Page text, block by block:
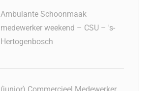
Ambulante Schoonmaak
medewerker weekend – CSU – 's-
Hertogenbosch